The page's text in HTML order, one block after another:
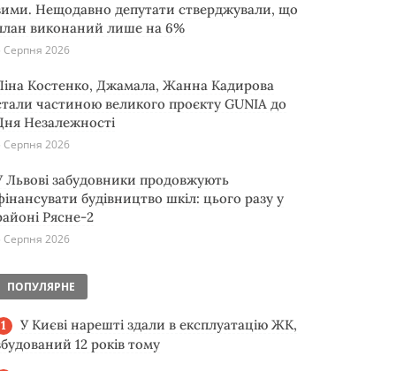
Нещодавно депутати стверджували, що
виконаний лише на 6%
Серпня 2026
Костенко, Джамала, Жанна Кадирова
частиною великого проєкту GUNIA до
Незалежності
Серпня 2026
Львові забудовники продовжують
будівництво шкіл: цього разу у
Рясне-2
Серпня 2026
ПОПУЛЯРНЕ
У Києві нарешті здали в експлуатацію ЖК,
12 років тому